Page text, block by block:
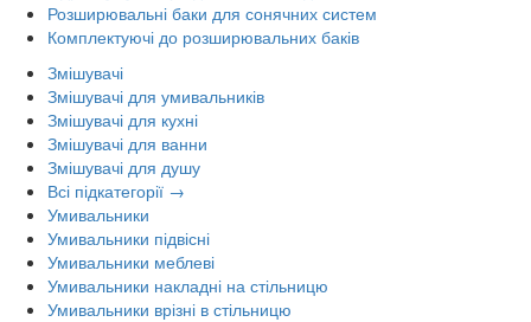
Розширювальні баки для сонячних систем
Комплектуючі до розширювальних баків
Змішувачі
Змішувачі для умивальників
Змішувачі для кухні
Змішувачі для ванни
Змішувачі для душу
Всі підкатегорії →
Умивальники
Умивальники підвісні
Умивальники меблеві
Умивальники накладні на стільницю
Умивальники врізні в стільницю